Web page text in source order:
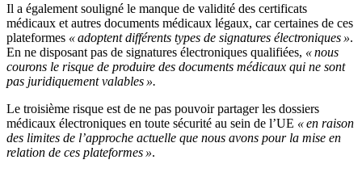
Il a également souligné le manque de validité des certificats
médicaux et autres documents médicaux légaux, car certaines de ces
plateformes « adoptent différents types de signatures électroniques ».
En ne disposant pas de signatures électroniques qualifiées, « nous
courons le risque de produire des documents médicaux qui ne sont
pas juridiquement valables ».
Le troisième risque est de ne pas pouvoir partager les dossiers
médicaux électroniques en toute sécurité au sein de l’UE « en raison
des limites de l’approche actuelle que nous avons pour la mise en
relation de ces plateformes ».